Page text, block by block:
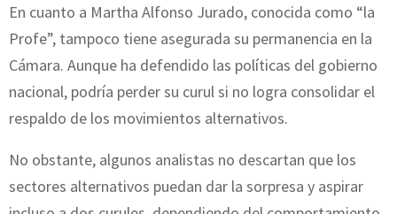
En cuanto a Martha Alfonso Jurado, conocida como “la
Profe”, tampoco tiene asegurada su permanencia en la
Cámara. Aunque ha defendido las políticas del gobierno
nacional, podría perder su curul si no logra consolidar el
respaldo de los movimientos alternativos.
No obstante, algunos analistas no descartan que los
sectores alternativos puedan dar la sorpresa y aspirar